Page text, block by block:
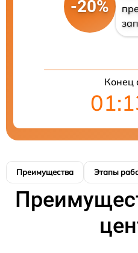
-20%
Конец
Преимущества Этапы